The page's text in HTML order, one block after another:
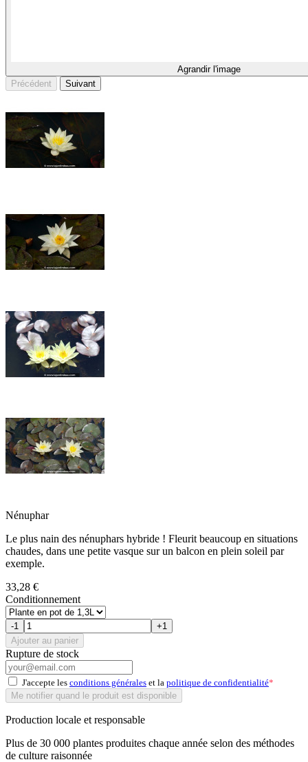
Agrandir l'image
Précédent
Suivant
Nénuphar
Le plus nain des nénuphars hybride ! Fleurit beaucoup en situations
chaudes, dans une petite vasque sur un balcon en plein soleil par
exemple.
33,28 €
Conditionnement
-1
+1
Ajouter au panier
Rupture de stock
J'accepte les conditions générales et la politique de confidentialité*
Me notifier quand le produit est disponible
Production locale et responsable
Plus de 30 000 plantes produites chaque année selon des méthodes
de culture raisonnée